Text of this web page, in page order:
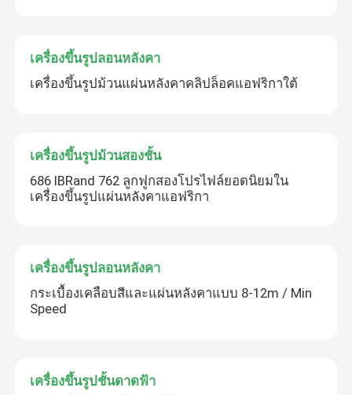
เครื่องขึ้นรูปลอนหลังคา
เครื่องขึ้นรูปม้วนแผ่นหลังคาคลิปล็อคแอฟริกาใต้
เครื่องขึ้นรูปม้วนสองชั้น
686 IBRand 762 ลูกฟูกสองโปรไฟล์ยอดนิยมใน
เครื่องขึ้นรูปแผ่นหลังคาแอฟริกา
เครื่องขึ้นรูปลอนหลังคา
กระเบื้องเคลือบสีและแผ่นหลังคาแบบ 8-12m / Min
Speed
เครื่องขึ้นรูปชั้นดาดฟ้า